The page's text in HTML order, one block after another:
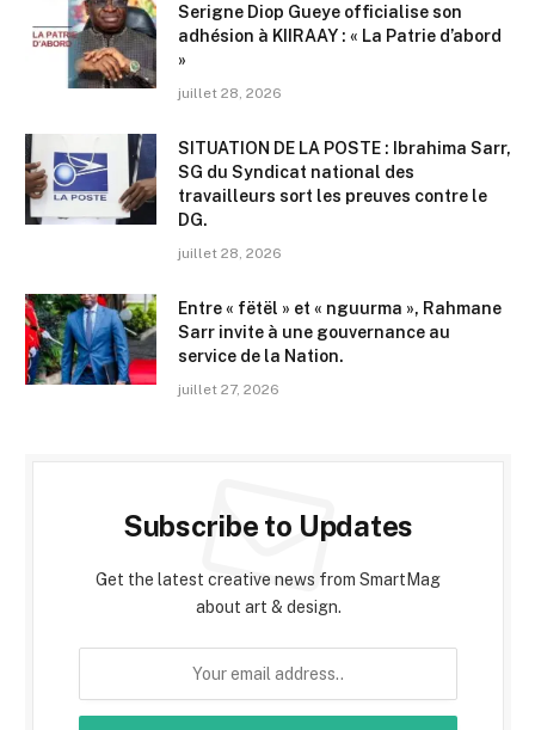
Serigne Diop Gueye officialise son
adhésion à KIIRAAY : « La Patrie d’abord
»
juillet 28, 2026
SITUATION DE LA POSTE : Ibrahima Sarr,
SG du Syndicat national des
travailleurs sort les preuves contre le
DG.
juillet 28, 2026
Entre « fëtël » et « nguurma », Rahmane
Sarr invite à une gouvernance au
service de la Nation.
juillet 27, 2026
Subscribe to Updates
Get the latest creative news from SmartMag
about art & design.